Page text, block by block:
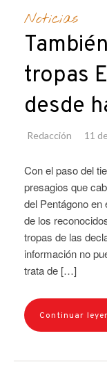
Noticias
tropas
desde
Redacción 11
Con el paso del
presagios que
del Pentágono
de los
tropas de las
información no
trata de […]
Continuar